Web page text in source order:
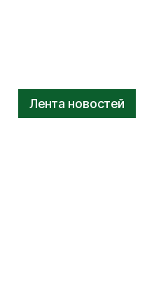
Лента новостей